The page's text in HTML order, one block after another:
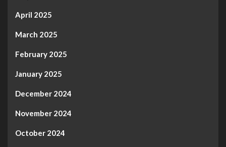
April 2025
March 2025
February 2025
January 2025
December 2024
November 2024
October 2024